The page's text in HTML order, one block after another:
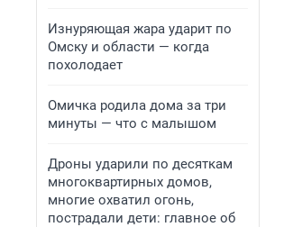
Изнуряющая жара ударит по
Омску и области — когда
похолодает
Омичка родила дома за три
минуты — что с малышом
Дроны ударили по десяткам
многоквартирных домов,
многие охватил огонь,
пострадали дети: главное об